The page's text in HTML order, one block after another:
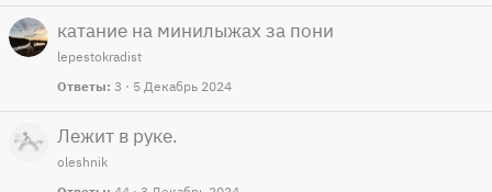
катание на минилыжах за пони
lepestokradist
Ответы 3 5 Декабрь 2024
Лежит в руке.
oleshnik